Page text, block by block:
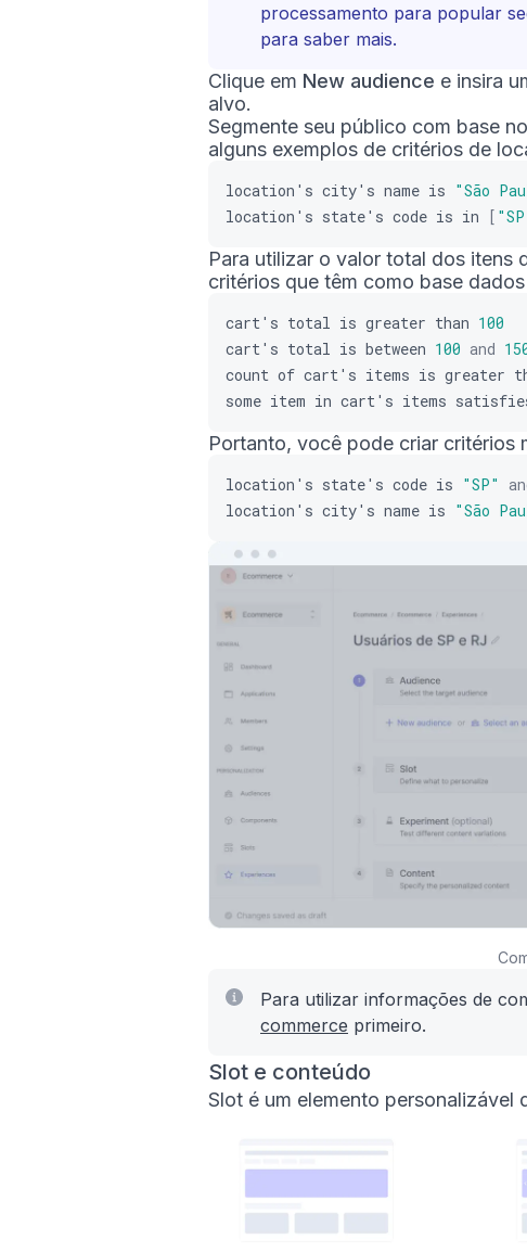
processamento para popular
para saber mais.
Clique em New audience e insira
alvo.
Segmente seu público com base
alguns exemplos de critérios de
location ' s city' s name is "São
location ' s state' s code is in [
Para utilizar o valor total dos itens
critérios que têm como base
cart' s total is greater than 100
cart' s total is between 100 and
count of cart' s items is greater
some item in cart' s items
Portanto, você pode criar critérios
location ' s state' s code is "SP"
location ' s city' s name is "São
Para utilizar informações de
commerce primeiro.
Slot e conteúdo
Slot é um elemento personalizável